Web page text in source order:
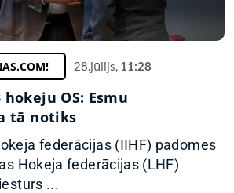
28.jūlijs, 11:28
OS: Esmu
tā notiks
federācijas (IIHF) padomes
Hokeja federācijas (LHF)
...